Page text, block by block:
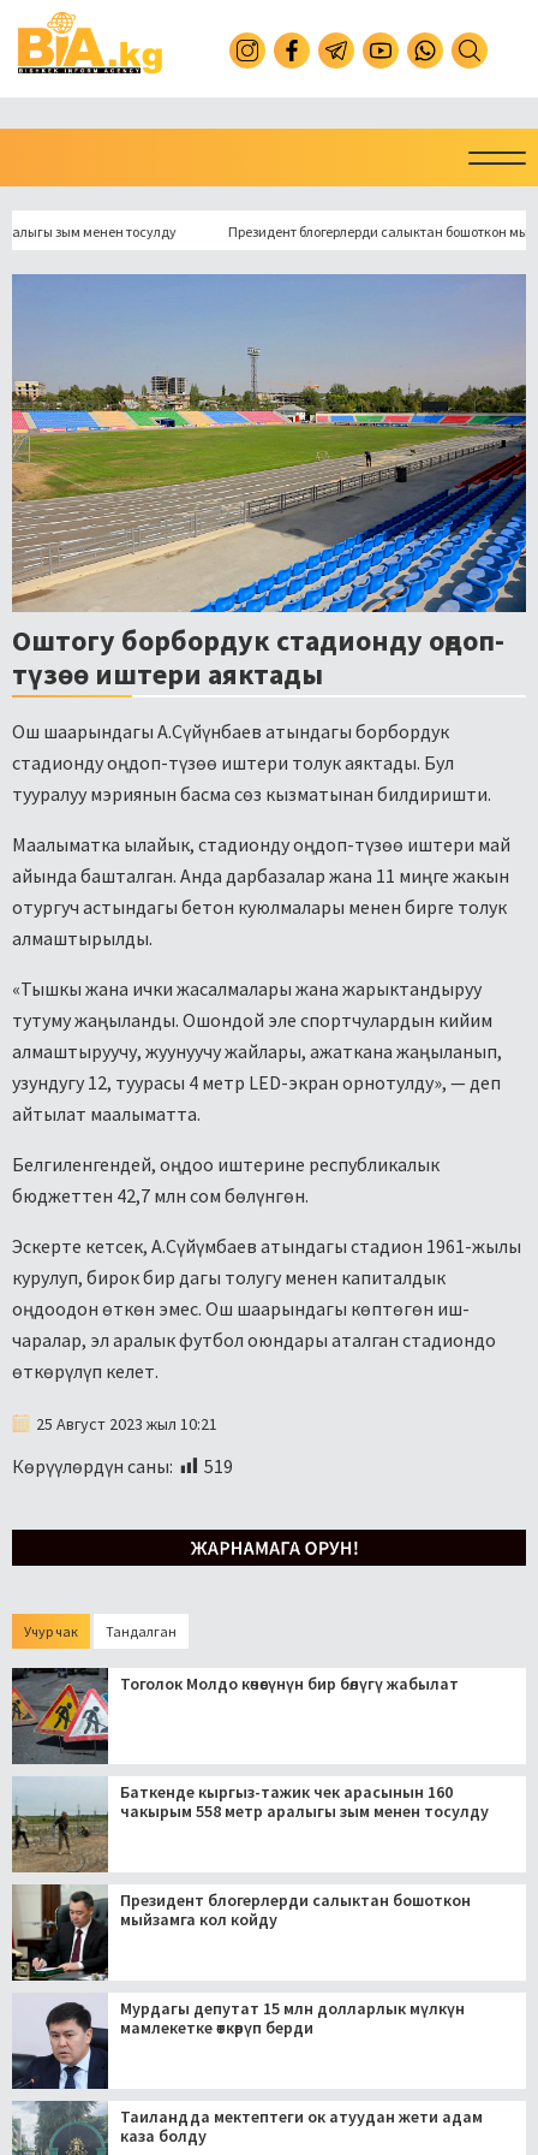
зым менен тосулду Президент блогерлерди салыктан бошоткон мыйзамга
Оштогу борбордук стадионду оңдоп-
түзөө иштери аяктады
Ош шаарындагы А.Сүйүнбаев атындагы борбордук
стадионду оңдоп-түзөө иштери толук аяктады. Бул
тууралуу мэриянын басма сөз кызматынан билдиришти.
Маалыматка ылайык, стадионду оңдоп-түзөө иштери май
айында башталган. Анда дарбазалар жана 11 миңге жакын
отургуч астындагы бетон куюлмалары менен бирге толук
алмаштырылды.
«Тышкы жана ички жасалмалары жана жарыктандыруу
тутуму жаңыланды. Ошондой эле спортчулардын кийим
алмаштыруучу, жуунуучу жайлары, ажаткана жаңыланып,
узундугу 12, туурасы 4 метр LED-экран орнотулду», — деп
айтылат маалыматта.
Белгиленгендей, оңдоо иштерине республикалык
бюджеттен 42,7 млн сом бөлүнгөн.
Эскерте кетсек, А.Сүйүмбаев атындагы стадион 1961-жылы
курулуп, бирок бир дагы толугу менен капиталдык
оңдоодон өткөн эмес. Ош шаарындагы көптөгөн иш-
чаралар, эл аралык футбол оюндары аталган стадиондо
өткөрүлүп келет.
25 Август 2023 жыл 10:21
Көрүүлөрдүн саны: 519
Учур чак Тандалган
Тоголок Молдо көчөсүнүн бир бөлүгү жабылат
Баткенде кыргыз-тажик чек арасынын 160
чакырым 558 метр аралыгы зым менен тосулду
Президент блогерлерди салыктан бошоткон
мыйзамга кол койду
Мурдагы депутат 15 млн долларлык мүлкүн
мамлекетке өткөрүп берди
Таиландда мектептеги ок атуудан жети адам
каза болду